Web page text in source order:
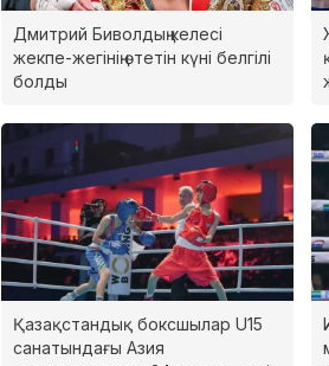
Дмитрий Биволдың келесі
жекпе-жегінің өтетін күні белгілі
болды
Қазақстандық боксшылар U15
санатындағы Азия